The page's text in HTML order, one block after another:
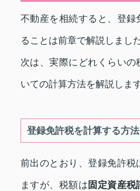
不動産を相続すると、登録
ることは前章で解説しました
次は、実際にどれくらい
いての計算方法を解説します
登録免許税を計算する方法
前出のとおり、登録免許
ますが、税額は 固定資産税